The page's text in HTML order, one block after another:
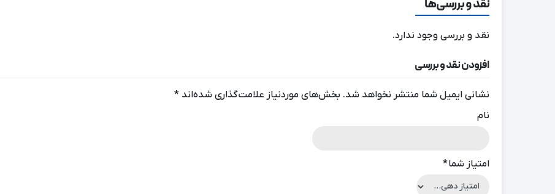
نقد و بررسی‌ها
نقد و بررسی وجود ندارد.
افزودن نقد و بررسی
نشانی ایمیل شما منتشر نخواهد شد. بخش‌های موردنیاز علامت‌گذاری شده‌اند *
نام
امتیاز شما*